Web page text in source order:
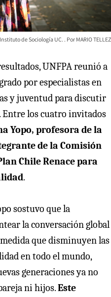
de Sociología UC. MARIO TELLEZ
UNFPA reunió a
por especialistas en
y juventud para discutir
Entre los cuatro invitados
Yopo, profesora de la
de la Comisión
Chile Renace para
.
sostuvo que la
la conversación global
que disminuyen las
en todo el mundo,
generaciones ya no
ni hijos.Este